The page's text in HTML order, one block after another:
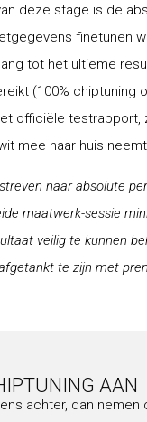
deze stage is de
finetunen
tot het ultieme
(100% chiptuning
officiële testrapport,
mee naar huis
naar absolute
maatwerk-sessie
veilig te kunnen
te zijn met
AAN
achter, dan nemen